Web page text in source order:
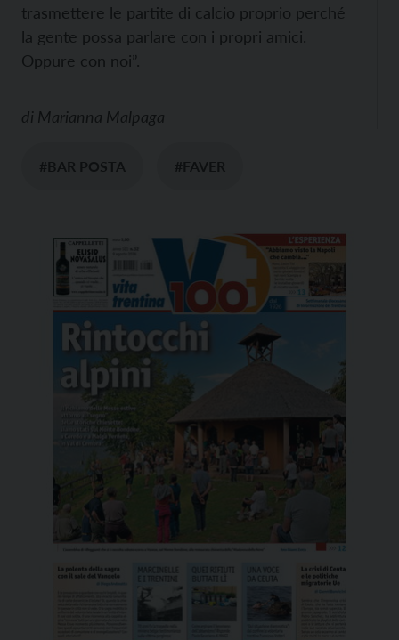
trasmettere le partite di calcio proprio perché
la gente possa parlare con i propri amici.
Oppure con noi”.
di Marianna Malpaga
#BAR POSTA #FAVER